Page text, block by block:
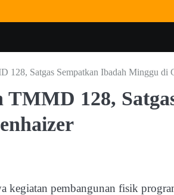
128, Satgas Sempatkan Ibadah Minggu di
TMMD 128,
kegiatan pembangunan fisik